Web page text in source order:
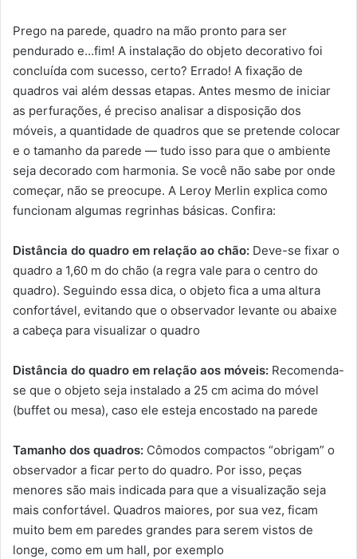
Prego na parede, quadro na mão pronto para ser
pendurado e…fim! A instalação do objeto decorativo foi
concluída com sucesso, certo? Errado! A fixação de
quadros vai além dessas etapas. Antes mesmo de iniciar
as perfurações, é preciso analisar a disposição dos
móveis, a quantidade de quadros que se pretende colocar
e o tamanho da parede — tudo isso para que o ambiente
seja decorado com harmonia. Se você não sabe por onde
começar, não se preocupe. A Leroy Merlin explica como
funcionam algumas regrinhas básicas. Confira:
Distância do quadro em relação ao chão: Deve-se fixar o
quadro a 1,60 m do chão (a regra vale para o centro do
quadro). Seguindo essa dica, o objeto fica a uma altura
confortável, evitando que o observador levante ou abaixe
a cabeça para visualizar o quadro
Distância do quadro em relação aos móveis: Recomenda-
se que o objeto seja instalado a 25 cm acima do móvel
(buffet ou mesa), caso ele esteja encostado na parede
Tamanho dos quadros: Cômodos compactos “obrigam” o
observador a ficar perto do quadro. Por isso, peças
menores são mais indicada para que a visualização seja
mais confortável. Quadros maiores, por sua vez, ficam
muito bem em paredes grandes para serem vistos de
longe, como em um hall, por exemplo